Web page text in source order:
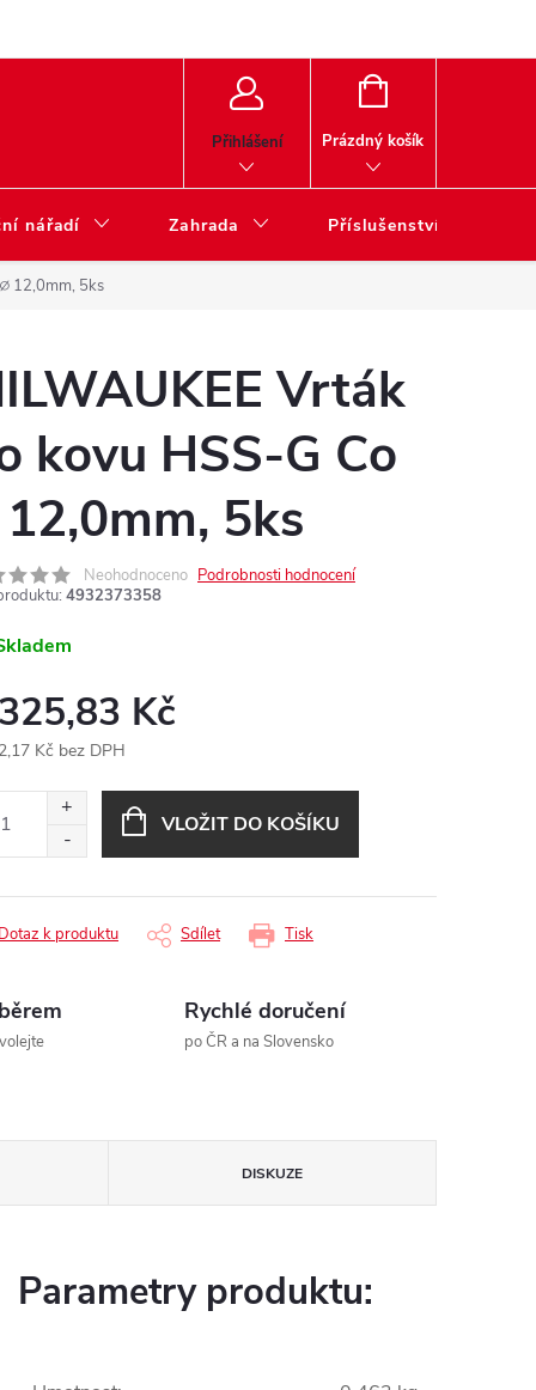
Přihlášení
NÁKUPNÍ
Prázdný košík
nářadí Zahrada Příslušenství
12,0mm, 5ks
Vrták
kovu HSS-G Co
5ks
Neohodnoceno Podrobnosti hodnocení
4932373358
Kč
Kč bez DPH
VLOŽIT DO KOŠÍKU
Tisk
k produktu Sdílet
Rychlé doručení
po ČR a na Slovensko
DISKUZE
Parametry produktu: